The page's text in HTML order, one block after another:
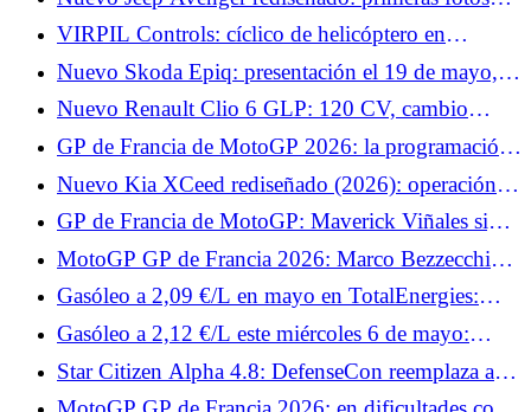
oficiales y look “baby-Compass” para el SUV
urbano
VIRPIL Controls: cíclico de helicóptero en
aproximación y una base Force Feedback que
destaca
Nuevo Skoda Epiq: presentación el 19 de mayo, lo
que muestran los bocetos oficiales
Nuevo Renault Clio 6 GLP: 120 CV, cambio
automático y hasta 1.400 km de autonomía
GP de Francia de MotoGP 2026: la programación
de TV y los horarios del fin de semana
Nuevo Kia XCeed rediseñado (2026): operación
de modernización del compacto elevado
GP de Francia de MotoGP: Maverick Viñales sigue
fuera, Jonas Folger regresa a Tech3
MotoGP GP de Francia 2026: Marco Bezzecchi
quiere confirmar su dominio en Le Mans
Gasóleo a 2,09 €/L en mayo en TotalEnergies:
todas las fechas de operación en 3.300 estaciones
Gasóleo a 2,12 €/L este miércoles 6 de mayo:
¿dónde se puede pagar menos que la media de
2,23 €/L en Francia?
Star Citizen Alpha 4.8: DefenseCon reemplaza a
Invictus y la guerra cambia de escenario